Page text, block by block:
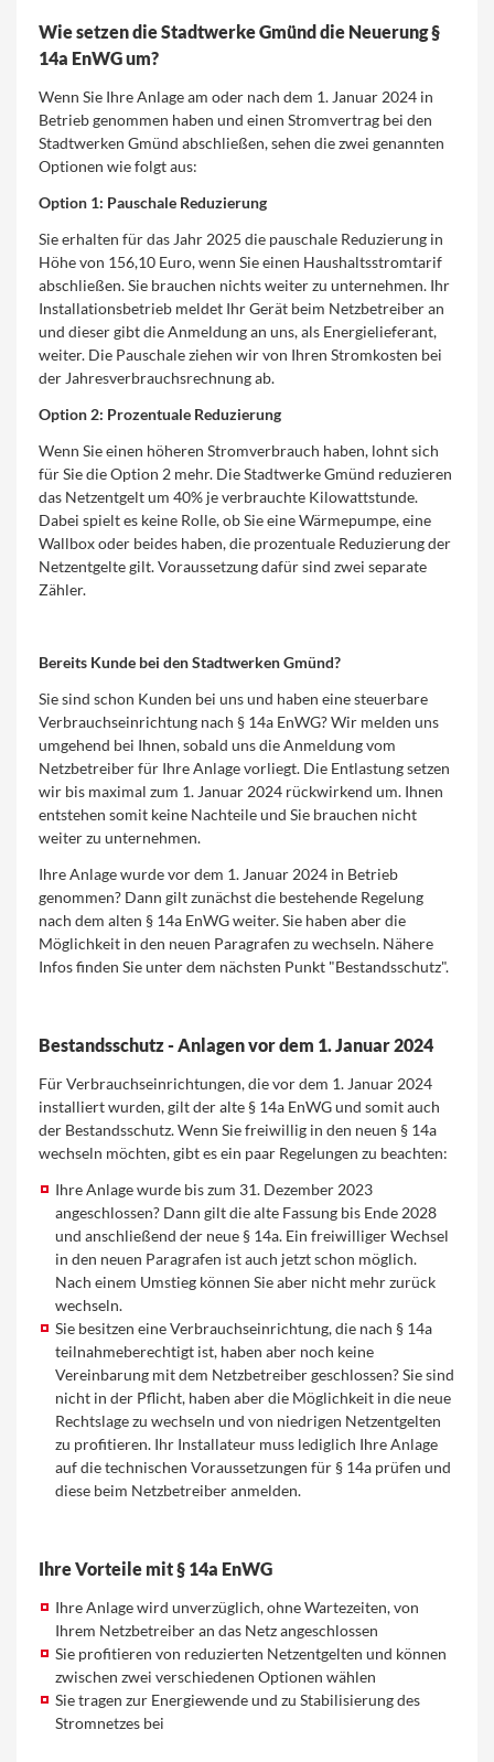
Wie setzen die Stadtwerke Gmünd die Neuerung §
14a EnWG um?
Wenn Sie Ihre Anlage am oder nach dem 1. Januar 2024 in
Betrieb genommen haben und einen Stromvertrag bei den
Stadtwerken Gmünd abschließen, sehen die zwei genannten
Optionen wie folgt aus:
Option 1: Pauschale Reduzierung
Sie erhalten für das Jahr 2025 die pauschale Reduzierung in
Höhe von 156,10 Euro, wenn Sie einen Haushaltsstromtarif
abschließen. Sie brauchen nichts weiter zu unternehmen. Ihr
Installationsbetrieb meldet Ihr Gerät beim Netzbetreiber an
und dieser gibt die Anmeldung an uns, als Energielieferant,
weiter. Die Pauschale ziehen wir von Ihren Stromkosten bei
der Jahresverbrauchsrechnung ab.
Option 2: Prozentuale Reduzierung
Wenn Sie einen höheren Stromverbrauch haben, lohnt sich
für Sie die Option 2 mehr. Die Stadtwerke Gmünd reduzieren
das Netzentgelt um 40% je verbrauchte Kilowattstunde.
Dabei spielt es keine Rolle, ob Sie eine Wärmepumpe, eine
Wallbox oder beides haben, die prozentuale Reduzierung der
Netzentgelte gilt. Voraussetzung dafür sind zwei separate
Zähler.
Bereits Kunde bei den Stadtwerken Gmünd?
Sie sind schon Kunden bei uns und haben eine steuerbare
Verbrauchseinrichtung nach § 14a EnWG? Wir melden uns
umgehend bei Ihnen, sobald uns die Anmeldung vom
Netzbetreiber für Ihre Anlage vorliegt. Die Entlastung setzen
wir bis maximal zum 1. Januar 2024 rückwirkend um. Ihnen
entstehen somit keine Nachteile und Sie brauchen nicht
weiter zu unternehmen.
Ihre Anlage wurde vor dem 1. Januar 2024 in Betrieb
genommen? Dann gilt zunächst die bestehende Regelung
nach dem alten § 14a EnWG weiter. Sie haben aber die
Möglichkeit in den neuen Paragrafen zu wechseln. Nähere
Infos finden Sie unter dem nächsten Punkt "Bestandsschutz".
Bestandsschutz - Anlagen vor dem 1. Januar 2024
Für Verbrauchseinrichtungen, die vor dem 1. Januar 2024
installiert wurden, gilt der alte § 14a EnWG und somit auch
der Bestandsschutz. Wenn Sie freiwillig in den neuen § 14a
wechseln möchten, gibt es ein paar Regelungen zu beachten:
Ihre Anlage wurde bis zum 31. Dezember 2023
angeschlossen? Dann gilt die alte Fassung bis Ende 2028
und anschließend der neue § 14a. Ein freiwilliger Wechsel
in den neuen Paragrafen ist auch jetzt schon möglich.
Nach einem Umstieg können Sie aber nicht mehr zurück
wechseln.
Sie besitzen eine Verbrauchseinrichtung, die nach § 14a
teilnahmeberechtigt ist, haben aber noch keine
Vereinbarung mit dem Netzbetreiber geschlossen? Sie sind
nicht in der Pflicht, haben aber die Möglichkeit in die neue
Rechtslage zu wechseln und von niedrigen Netzentgelten
zu profitieren. Ihr Installateur muss lediglich Ihre Anlage
auf die technischen Voraussetzungen für § 14a prüfen und
diese beim Netzbetreiber anmelden.
Ihre Vorteile mit § 14a EnWG
Ihre Anlage wird unverzüglich, ohne Wartezeiten, von
Ihrem Netzbetreiber an das Netz angeschlossen
Sie profitieren von reduzierten Netzentgelten und können
zwischen zwei verschiedenen Optionen wählen
Sie tragen zur Energiewende und zu Stabilisierung des
Stromnetzes bei